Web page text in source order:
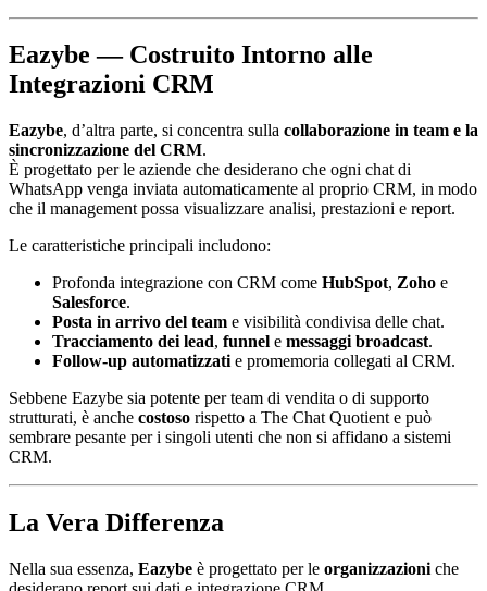
Eazybe — Costruito Intorno alle
Integrazioni CRM
Eazybe, d’altra parte, si concentra sulla collaborazione in team e la
sincronizzazione del CRM.
È progettato per le aziende che desiderano che ogni chat di
WhatsApp venga inviata automaticamente al proprio CRM, in modo
che il management possa visualizzare analisi, prestazioni e report.
Le caratteristiche principali includono:
Profonda integrazione con CRM come HubSpot, Zoho e
Salesforce.
Posta in arrivo del team e visibilità condivisa delle chat.
Tracciamento dei lead, funnel e messaggi broadcast.
Follow-up automatizzati e promemoria collegati al CRM.
Sebbene Eazybe sia potente per team di vendita o di supporto
strutturati, è anche costoso rispetto a The Chat Quotient e può
sembrare pesante per i singoli utenti che non si affidano a sistemi
CRM.
La Vera Differenza
Nella sua essenza, Eazybe è progettato per le organizzazioni che